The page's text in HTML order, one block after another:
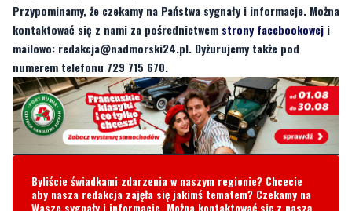
numerem telefonu 729 715 670.
Byliście świadkami zdarzenia w naszym regionie? Chcecie
aby nasza redakcja zajęła się jakimś tematem? Czekamy na
Wasze sygnały i informacje. Można kontaktować się z naszą
redakcja@nadmorski24.plDyżurujemy także pod numerem
telefonu729 715 670.